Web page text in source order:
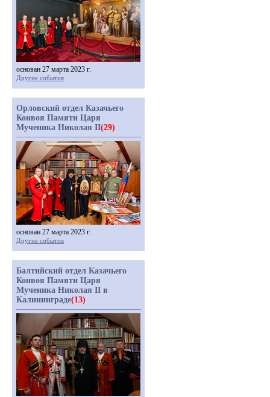
основан 27 марта 2023 г.
Другие события
Орловский отдел Казачьего
Конвоя Памяти Царя
Мученика Николая II(29)
основан 27 марта 2023 г.
Другие события
Балтийский отдел Казачьего
Конвоя Памяти Царя
Мученика Николая II в
Калининграде(13)